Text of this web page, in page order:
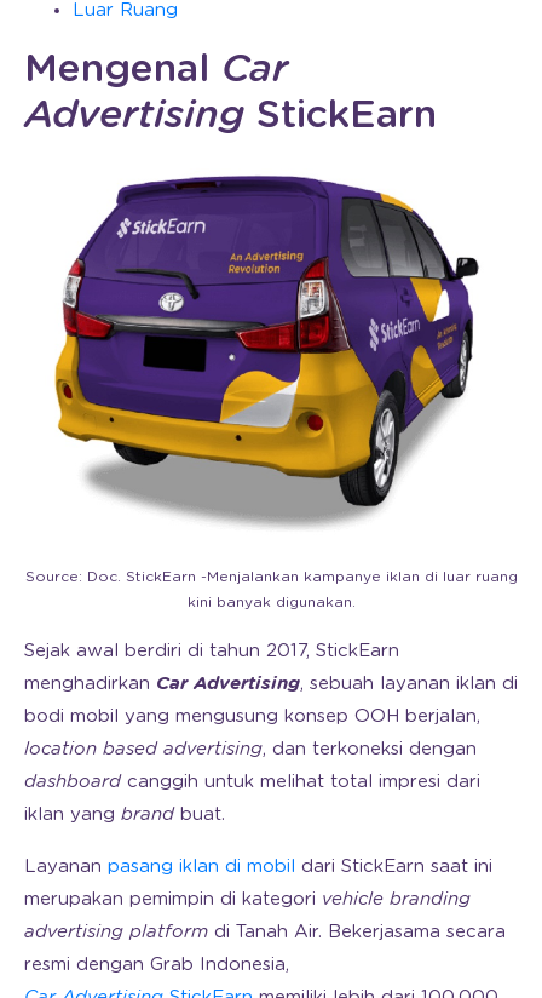
Luar Ruang
Mengenal Car
Advertising StickEarn
Source: Doc. StickEarn -Menjalankan kampanye iklan di luar ruang
kini banyak digunakan.
Sejak awal berdiri di tahun 2017, StickEarn
menghadirkan Car Advertising, sebuah layanan iklan di
bodi mobil yang mengusung konsep OOH berjalan,
location based advertising, dan terkoneksi dengan
dashboard canggih untuk melihat total impresi dari
iklan yang brand buat.
Layanan pasang iklan di mobil dari StickEarn saat ini
merupakan pemimpin di kategori vehicle branding
advertising platform di Tanah Air. Bekerjasama secara
resmi dengan Grab Indonesia,